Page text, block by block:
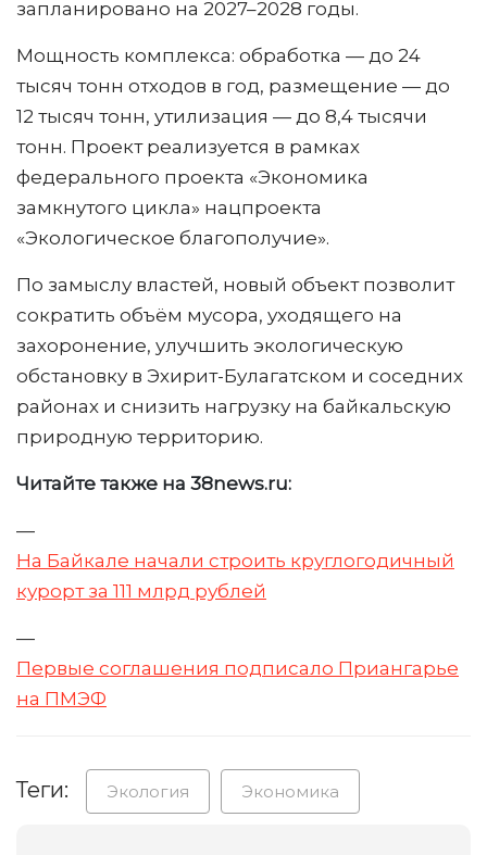
запланировано на 2027–2028 годы.
Мощность комплекса: обработка — до 24
тысяч тонн отходов в год, размещение — до
12 тысяч тонн, утилизация — до 8,4 тысячи
тонн. Проект реализуется в рамках
федерального проекта «Экономика
замкнутого цикла» нацпроекта
«Экологическое благополучие».
По замыслу властей, новый объект позволит
сократить объём мусора, уходящего на
захоронение, улучшить экологическую
обстановку в Эхирит-Булагатском и соседних
районах и снизить нагрузку на байкальскую
природную территорию.
Читайте также на 38news.ru:
—
На Байкале начали строить круглогодичный
курорт за 111 млрд рублей
—
Первые соглашения подписало Приангарье
на ПМЭФ
Теги: Экология Экономика